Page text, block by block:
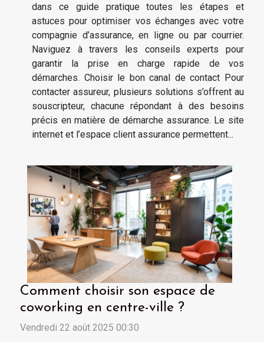
dans ce guide pratique toutes les étapes et
astuces pour optimiser vos échanges avec votre
compagnie d’assurance, en ligne ou par courrier.
Naviguez à travers les conseils experts pour
garantir la prise en charge rapide de vos
démarches. Choisir le bon canal de contact Pour
contacter assureur, plusieurs solutions s’offrent au
souscripteur, chacune répondant à des besoins
précis en matière de démarche assurance. Le site
internet et l’espace client assurance permettent...
Comment choisir son espace de
coworking en centre-ville ?
Vendredi 22 août 2025 00:30